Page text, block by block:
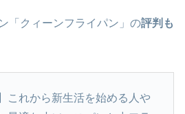
「クィーンフライパン」の評判も
これから新生活を始める人や